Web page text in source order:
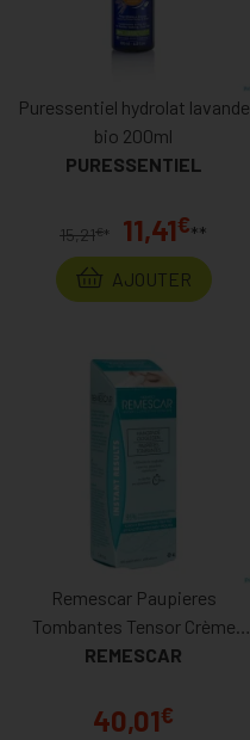
Puressentiel hydrolat lavande
bio 200ml
PURESSENTIEL
15,21€* 11,41€**
AJOUTER
Remescar Paupieres
Tombantes Tensor Crème
Tube 8ml
REMESCAR
40,01€